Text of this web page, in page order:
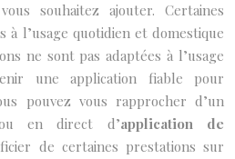
souhaitez ajouter. Certaines
à l’usage quotidien et domestique
ne sont pas adaptées à l’usage
une application fiable pour
pouvez vous rapprocher d’un
en direct d’application de
de certaines prestations sur